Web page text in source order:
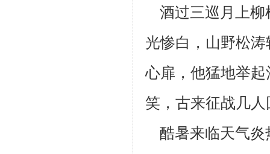
酒过三巡月上柳
光惨白，山野松
心扉，他猛地举起
笑，古来征战几人
酷暑来临天气炎